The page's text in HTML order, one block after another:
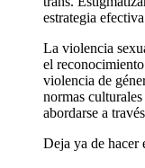
estrategia
La violencia
el
violencia de
normas
abordarse a
Deja ya de hacer